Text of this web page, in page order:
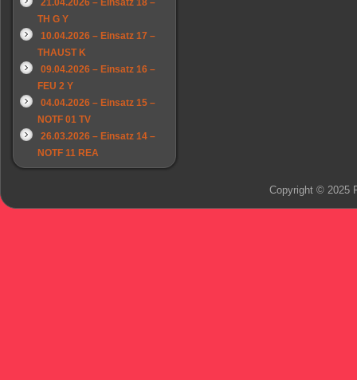
21.04.2026 – Einsatz 18 –
TH G Y
10.04.2026 – Einsatz 17 –
THAUST K
09.04.2026 – Einsatz 16 –
FEU 2 Y
04.04.2026 – Einsatz 15 –
NOTF 01 TV
26.03.2026 – Einsatz 14 –
NOTF 11 REA
Copyright © 2025